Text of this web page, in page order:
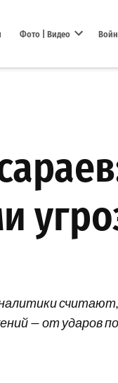
Фото | Видео
— от ударов